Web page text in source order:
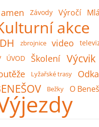
Závody Výročí
akce
zbrojnice video
ÚVOD Školení Výcvik
Lyžařské trasy
Bežky O